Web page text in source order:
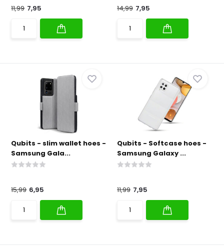
11,99 7,95 14,99 7,95
Qubits - slim wallet hoes -
Samsung Gala...
15,99 6,95
Qubits - Softcase hoes -
Samsung Galaxy ...
11,99 7,95